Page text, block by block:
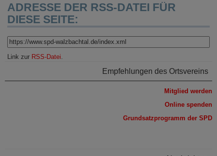
ADRESSE DER RSS-DATEI FÜR
DIESE SEITE:
Link zur RSS-Datei.
Empfehlungen des Ortsvereins
Mitglied werden
Online spenden
Grundsatzprogramm der SPD